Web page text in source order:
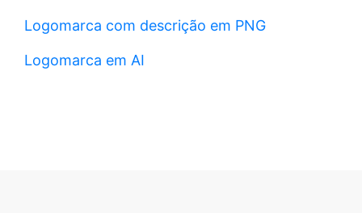
Logomarca com descrição em PNG
Logomarca em AI